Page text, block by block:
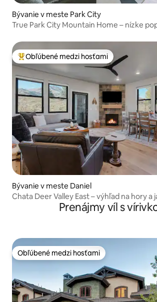
Bývanie v meste Park City
True Park City Mountain Home – nízke
Najobľúbenejšie medzi hosťami
Obľúbené medzi hosťami
Bývanie v meste Daniel
Chata Deer Valley East – výhľad na hory a
Prenájmy víl s
Obľúbené medzi hosťami
Obľúbené medzi hosťami